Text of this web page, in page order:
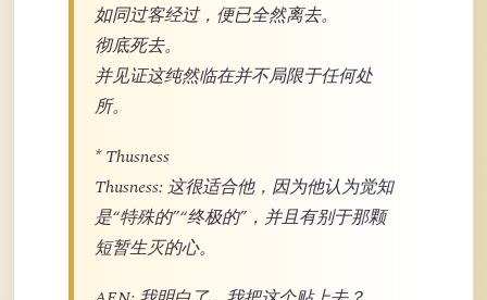
如同过客经过，便已全然离去。
彻底死去。
并见证这纯然临在并不局限于任何处
所。
* Thusness
Thusness: 这很适合他，因为他认为觉知
是“特殊的”“终极的”，并且有别于那颗
短暂生灭的心。